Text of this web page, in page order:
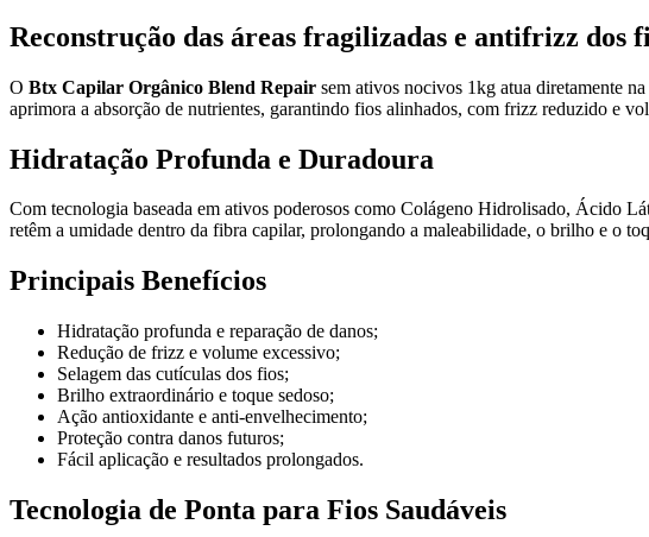
Reconstrução das áreas fragilizadas e antifrizz dos
O Btx Capilar Orgânico Blend Repair sem ativos nocivos 1kg atua diretamente
aprimora a absorção de nutrientes, garantindo fios alinhados, com frizz reduzido e
Hidratação Profunda e Duradoura
Com tecnologia baseada em ativos poderosos como Colágeno Hidrolisado, Ácido
retêm a umidade dentro da fibra capilar, prolongando a maleabilidade, o brilho e o
Principais Benefícios
Hidratação profunda e reparação de danos;
Redução de frizz e volume excessivo;
Selagem das cutículas dos fios;
Brilho extraordinário e toque sedoso;
Ação antioxidante e anti-envelhecimento;
Proteção contra danos futuros;
Fácil aplicação e resultados prolongados.
Tecnologia de Ponta para Fios Saudáveis